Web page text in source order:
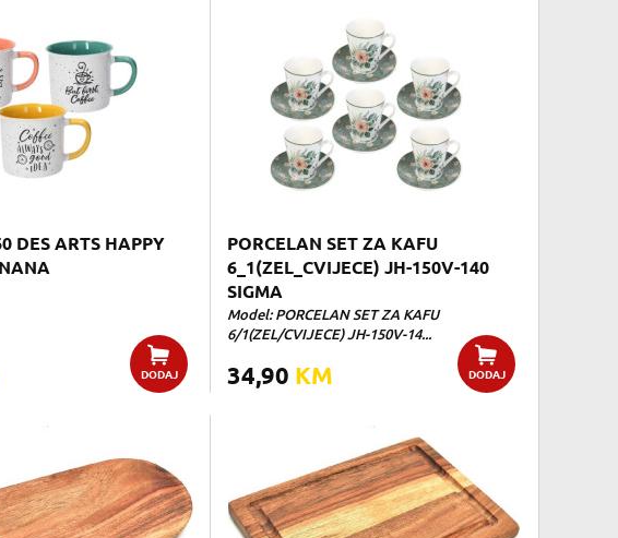
DES ARTS HAPPY
DODAJ
PORCELAN SET ZA KAFU
6_1(ZEL_CVIJECE) JH-150V-140
SIGMA
Model: PORCELAN SET ZA KAFU
6/1(ZEL/CVIJECE) JH-150V-14...
34,90 KM DODAJ